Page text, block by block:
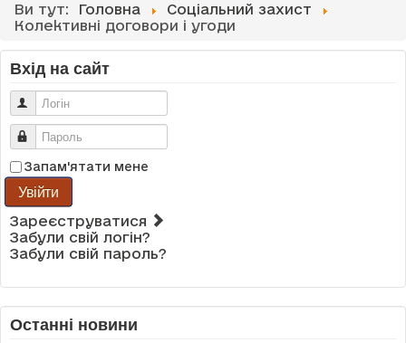
Ви тут: Головна
Соціальний захист
Колективні договори і угоди
Вхід на сайт
Логін
Пароль
Запам'ятати мене
Увійти
Зареєструватися
Забули свій логін?
Забули свій пароль?
Останні новини